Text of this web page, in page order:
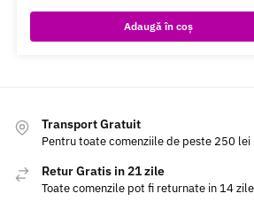
Adaugă în coș
Transport Gratuit
Pentru toate comenziile de peste 250 lei
Retur Gratis in 21 zile
Toate comenzile pot fi returnate in 14